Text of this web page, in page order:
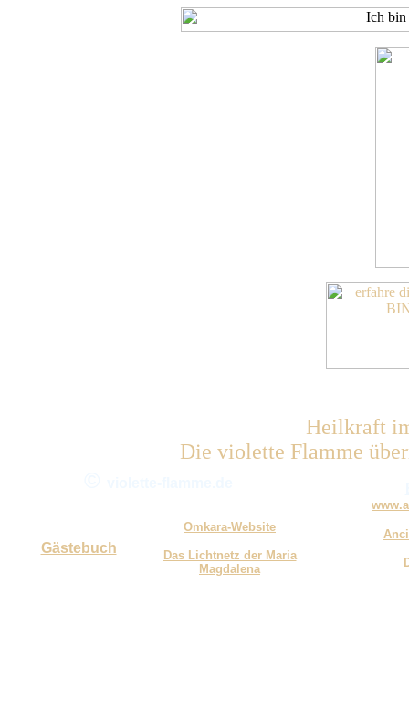
Heilkraft
Die violette Flamme
Gästebuch
Omkara-Website
Das Lichtnetz der Maria
Magdalena